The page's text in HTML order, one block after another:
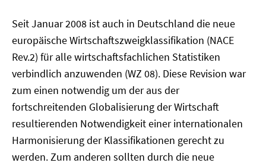
Seit Januar 2008 ist auch in Deutschland die neue
europäische Wirtschaftszweigklassifikation (NACE
Rev.2) für alle wirtschaftsfachlichen Statistiken
verbindlich anzuwenden (WZ 08). Diese Revision war
zum einen notwendig um der aus der
fortschreitenden Globalisierung der Wirtschaft
resultierenden Notwendigkeit einer internationalen
Harmonisierung der Klassifikationen gerecht zu
werden. Zum anderen sollten durch die neue